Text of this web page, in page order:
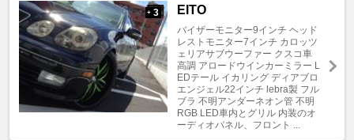
+ 3 EITO
バイザーモニター9インチ ヘッド
レストモニター7インチ カロッツ
ェリアサブウーファー クスコ車
高調 アロードウインカーミラー L
EDテール イカリング ディアブロ
エンジェル22インチ lebra製 フル
ブラ 不明アンダーネオン管 不明
RGB LED車内とグリル 内装のオ
ーディオパネル、フロント ...